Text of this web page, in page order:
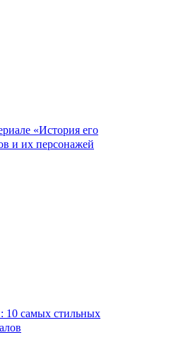
«История его
и их персонажей
10 самых стильных